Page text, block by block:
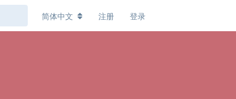
简体中文 注册 登录